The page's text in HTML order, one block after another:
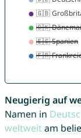
Neugierig auf
Namen in
weltweitam